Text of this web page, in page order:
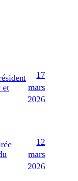
et
17
mars
2026
12
mars
2026